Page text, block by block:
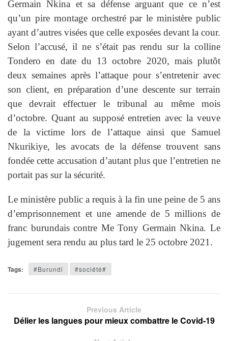
Germain Nkina et sa défense arguant que ce n’est
qu’un pire montage orchestré par le ministère public
ayant d’autres visées que celle exposées devant la cour.
Selon l’accusé, il ne s’était pas rendu sur la colline
Tondero en date du 13 octobre 2020, mais plutôt
deux semaines après l’attaque pour s’entretenir avec
son client, en préparation d’une descente sur terrain
que devrait effectuer le tribunal au même mois
d’octobre. Quant au supposé entretien avec la veuve
de la victime lors de l’attaque ainsi que Samuel
Nkurikiye, les avocats de la défense trouvent sans
fondée cette accusation d’autant plus que l’entretien ne
portait pas sur la sécurité.
Le ministère public a requis à la fin une peine de 5 ans
d’emprisonnement et une amende de 5 millions de
franc burundais contre Me Tony Germain Nkina. Le
jugement sera rendu au plus tard le 25 octobre 2021.
Tags: #Burundi #société#
Previous Article
Délier les langues pour mieux combattre le Covid-19